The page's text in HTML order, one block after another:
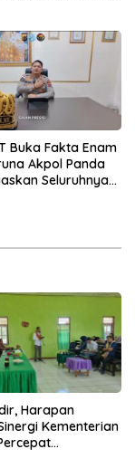
Buka Fakta Enam
Akpol Panda
Seluruhnya
Harapan
Kementerian